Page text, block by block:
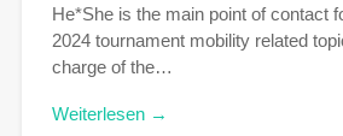
He*She is the main point of contact
2024 tournament mobility related
charge of the…
Weiterlesen →